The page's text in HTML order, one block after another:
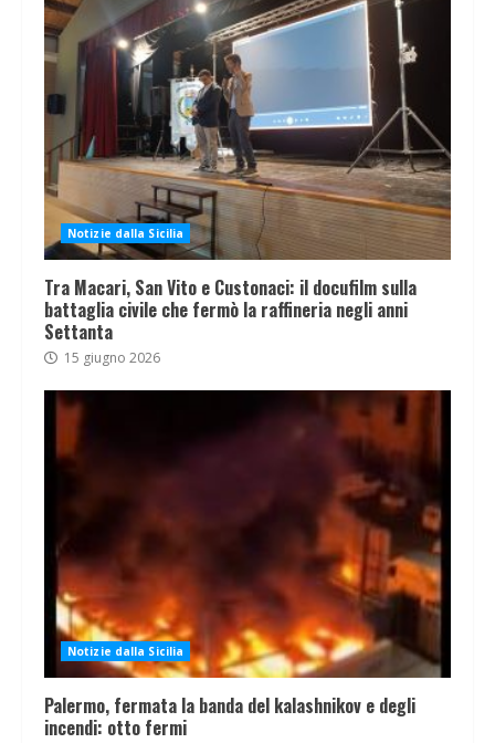
Notizie dalla Sicilia
Tra Macari, San Vito e Custonaci: il docufilm sulla
battaglia civile che fermò la raffineria negli anni
Settanta
15 giugno 2026
Notizie dalla Sicilia
Palermo, fermata la banda del kalashnikov e degli
incendi: otto fermi